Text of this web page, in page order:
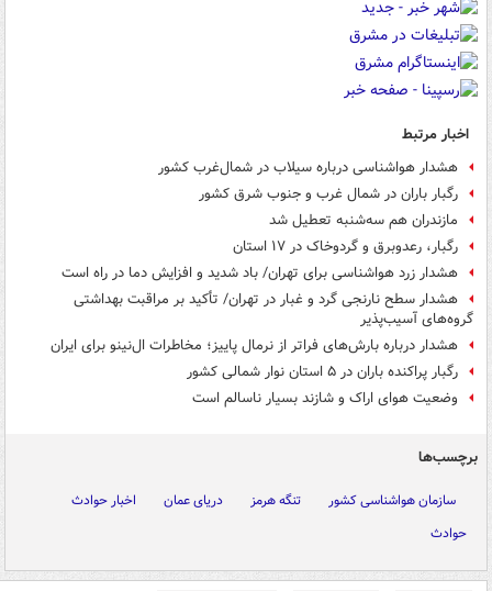
اخبار مرتبط
هشدار هواشناسی درباره سیلاب در شمال‌غرب کشور
رگبار باران در شمال غرب و جنوب شرق کشور
مازندران هم سه‌شنبه تعطیل شد
رگبار، رعدوبرق و گردوخاک در ۱۷ استان
هشدار زرد هواشناسی برای تهران/ باد شدید و افزایش دما در راه است
هشدار سطح نارنجی گرد و غبار در تهران/ تأکید بر مراقبت بهداشتی
گروه‌های آسیب‌پذیر
هشدار درباره بارش‌های فراتر از نرمال پاییز؛ مخاطرات ال‌نینو برای ایران
رگبار پراکنده باران در ۵ استان نوار شمالی کشور
وضعیت هوای اراک و شازند بسیار ناسالم است
برچسب‌ها
سازمان هواشناسی کشور تنگه هرمز دریای عمان
اخبار حوادث
حوادث